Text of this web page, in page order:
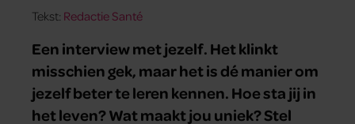
Tekst: Redactie Santé
Een interview met jezelf. Het klinkt
misschien gek, maar het is dé manier om
jezelf beter te leren kennen. Hoe sta jij in
het leven? Wat maakt jou uniek? Stel